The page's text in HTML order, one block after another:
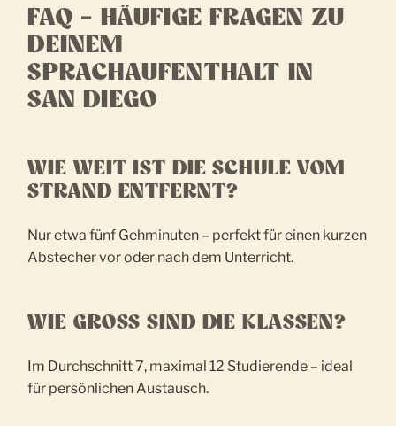
FAQ – HÄUFIGE FRAGEN ZU
DEINEM
SPRACHAUFENTHALT IN
SAN DIEGO
WIE WEIT IST DIE SCHULE VOM
STRAND ENTFERNT?
Nur etwa fünf Gehminuten – perfekt für einen kurzen
Abstecher vor oder nach dem Unterricht.
WIE GROSS SIND DIE KLASSEN?
Im Durchschnitt 7, maximal 12 Studierende – ideal
für persönlichen Austausch.